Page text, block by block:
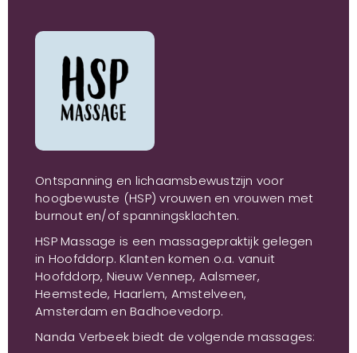
Ontspanning en lichaamsbewustzijn voor
hoogbewuste (HSP) vrouwen en vrouwen met
burnout en/of spanningsklachten.
HSP Massage is een massagepraktijk gelegen
in Hoofddorp. Klanten komen o.a. vanuit
Hoofddorp, Nieuw Vennep, Aalsmeer,
Heemstede, Haarlem, Amstelveen,
Amsterdam en Badhoevedorp.
Nanda Verbeek biedt de volgende massages: